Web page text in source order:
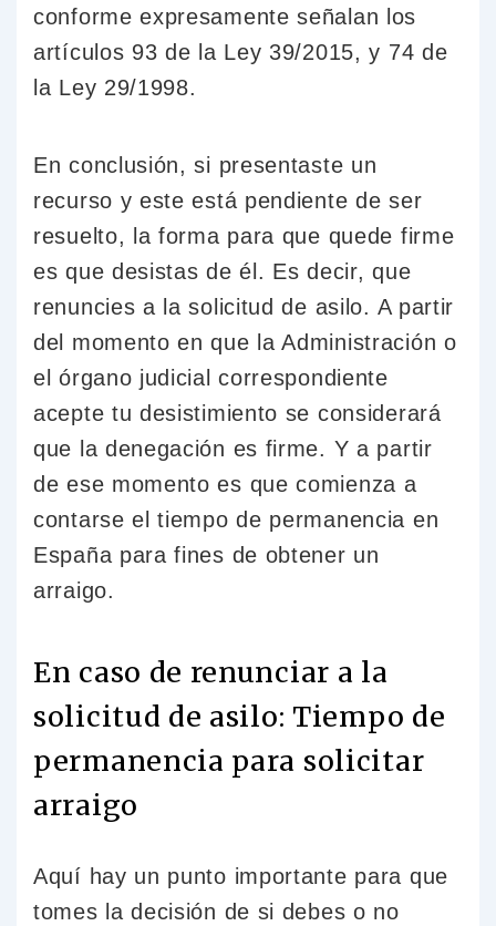
conforme expresamente señalan los
artículos 93 de la Ley 39/2015, y 74 de
la Ley 29/1998.
En conclusión, si presentaste un
recurso y este está pendiente de ser
resuelto, la forma para que quede firme
es que desistas de él. Es decir, que
renuncies a la solicitud de asilo. A partir
del momento en que la Administración o
el órgano judicial correspondiente
acepte tu desistimiento se considerará
que la denegación es firme. Y a partir
de ese momento es que comienza a
contarse el tiempo de permanencia en
España para fines de obtener un
arraigo.
En caso de renunciar a la
solicitud de asilo: Tiempo de
permanencia para solicitar
arraigo
Aquí hay un punto importante para que
tomes la decisión de si debes o no